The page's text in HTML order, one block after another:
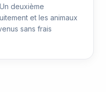
deuxième
et les animaux
sans frais